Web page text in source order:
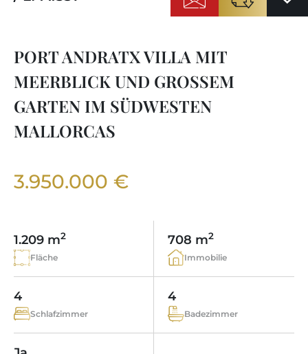
BAUPROJEKTE
NEUBAUVILLEN
LUXUSIMMOBILIEN
WEINGÜTER
UNSER SERVICE
BOUTIQUE-HOTEL-VERKAUFEN
STEUERN UND KAUFNEBENKOSTEN
ENERGIEZERTIFIKAT
IHR LUXUSMAKLER AUF MALLORCA
IMMOBILIENMAKLER IN PORT ANDRATX
UNSER TEAM
BLOG
MAKLER WERDEN
REGIONEN
IMMOBILIENREGIONEN
REGION SANTA PONSA
LIFESTYLE
SHOPPING AUF MALLORCA
FREIZEITAKTIVITÄTEN AUF MALLORCA
SCHULEN AUF MALLORCA
MAGAZIN
CHRISTIE'S
PORT ANDRATX VILLA MIT
MEERBLICK UND GROSSEM
GARTEN IM SÜDWESTEN
MALLORCAS
3.950.000 €
1.209 m2
Fläche
708 m2
Immobilie
4
Schlafzimmer
4
Badezimmer